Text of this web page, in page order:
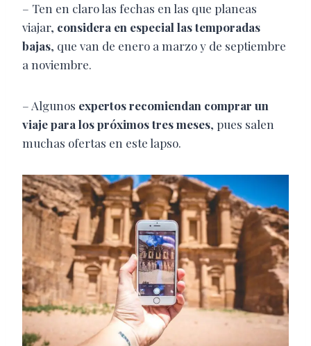
– Ten en claro las fechas en las que planeas
viajar, considera en especial las temporadas
bajas, que van de enero a marzo y de septiembre
a noviembre.
– Algunos expertos recomiendan comprar un
viaje para los próximos tres meses, pues salen
muchas ofertas en este lapso.